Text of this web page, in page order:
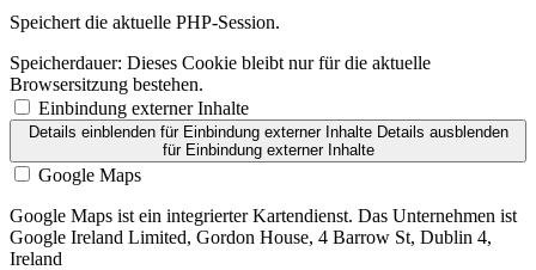
Speichert die aktuelle PHP-Session.
Speicherdauer: Dieses Cookie bleibt nur für die aktuelle
Browsersitzung bestehen.
Einbindung externer Inhalte
Details einblendenfür Einbindung externer Inhalte Details ausblenden
für Einbindung externer Inhalte
Google Maps
Google Maps ist ein integrierter Kartendienst. Das Unternehmen ist
Google Ireland Limited, Gordon House, 4 Barrow St, Dublin 4,
Ireland